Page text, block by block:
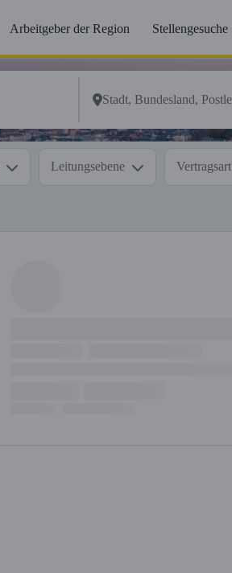
Arbeitgeber der Region Stellengesuche
Leitungsebene Vertragsart